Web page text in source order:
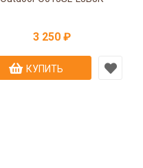
3 250 ₽
КУПИТЬ